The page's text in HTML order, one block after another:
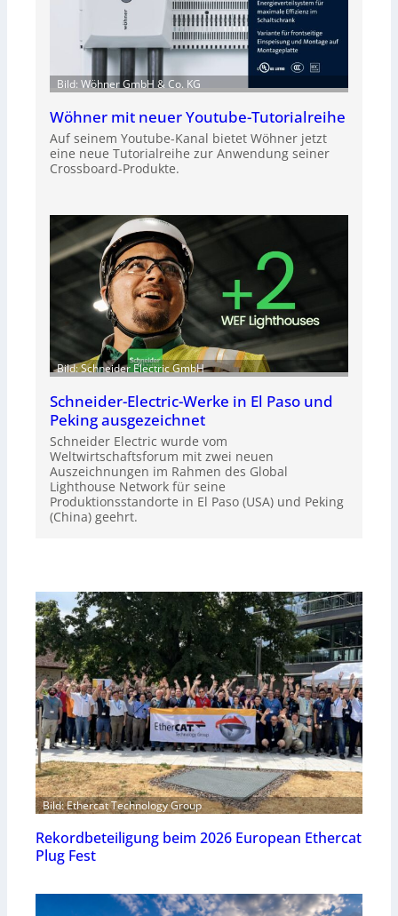
Bild: Wöhner GmbH & Co. KG
Wöhner mit neuer Youtube-Tutorialreihe
Auf seinem Youtube-Kanal bietet Wöhner jetzt
eine neue Tutorialreihe zur Anwendung seiner
Crossboard-Produkte.
Bild: Schneider Electric GmbH
Schneider-Electric-Werke in El Paso und
Peking ausgezeichnet
Schneider Electric wurde vom
Weltwirtschaftsforum mit zwei neuen
Auszeichnungen im Rahmen des Global
Lighthouse Network für seine
Produktionsstandorte in El Paso (USA) und Peking
(China) geehrt.
Bild: Ethercat Technology Group
Rekordbeteiligung beim 2026 European Ethercat
Plug Fest